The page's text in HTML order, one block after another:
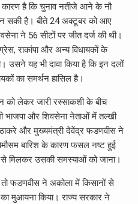
कारण है कि चुनाव नतीजे आने के नौ
सकी है। बीते 24 अक्‍टूबर को आए
ने 56 सीटों पर जीत दर्ज की थी।
राकांपा और अन्‍य विधायकों के
यह भी दावा किया है कि इन दलों
का समर्थन हासिल है।
को लेकर जारी रस्‍साकशी के बीच
भाजपा और शिवसेना नेताओं में तल्‍खी
ठाकरे और मुख्यमंत्री देवेंद्र फडणवीस ने
बेमौसम बारिश के कारण फसल नष्ट हुई
मिलकर उसकी समस्‍याओं को जाना।
फडणवीस ने अकोला में किसानों से
मुआयना किया। राज्य सरकार ने